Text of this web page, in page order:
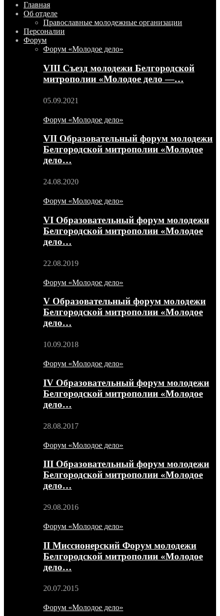
Главная
Об отделе
Православные молодежные организации
Персоналии
Форум
Форум «Молодое дело»
VIII Съезд молодежи Белгородской
митрополии «Молодое дело —…
05.09.2021
Форум «Молодое дело»
VII Образовательный форум молодежи
Белгородской митрополии «Молодое
дело…
24.08.2020
Форум «Молодое дело»
VI Образовательный форум молодежи
Белгородской митрополии «Молодое
дело…
22.08.2019
Форум «Молодое дело»
V Образовательный форум молодежи
Белгородской митрополии «Молодое
дело…
10.09.2018
Форум «Молодое дело»
IV Образовательный форум молодежи
Белгородской митрополии «Молодое
дело…
28.08.2017
Форум «Молодое дело»
III Образовательный форум молодежи
Белгородской митрополии «Молодое
дело…
29.08.2016
Форум «Молодое дело»
II Миссионерский Форум молодежи
Белгородской митрополии «Молодое
дело…
20.07.2015
Форум «Молодое дело»